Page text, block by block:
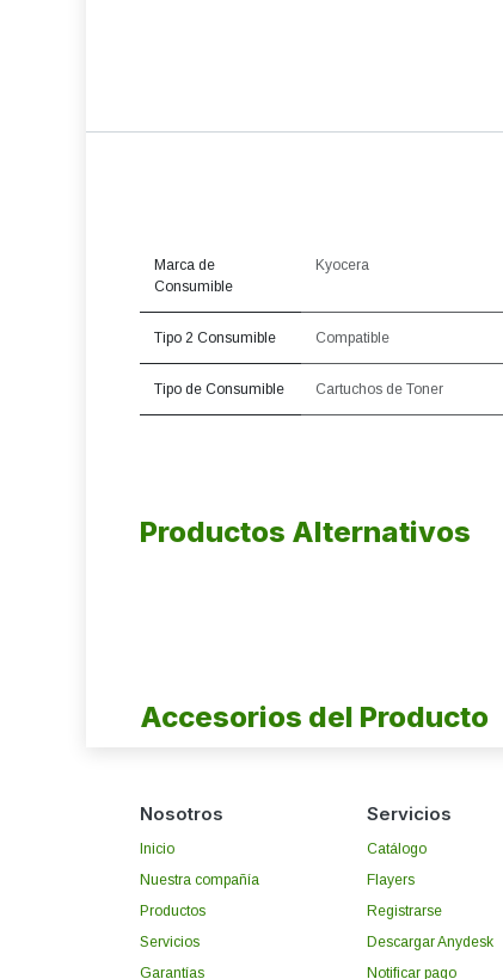
Marca de
Consumible
Kyocera
Tipo 2 Consumible Compatible
Tipo de Consumible Cartuchos de Toner
Productos Alternativos
Accesorios del Producto
Nosotros
Inicio
Nuestra compañía
Productos
Servicios
Garantías
Servicios
Catálogo
Flayers
Registrarse
Descargar Anydesk
Notificar pago